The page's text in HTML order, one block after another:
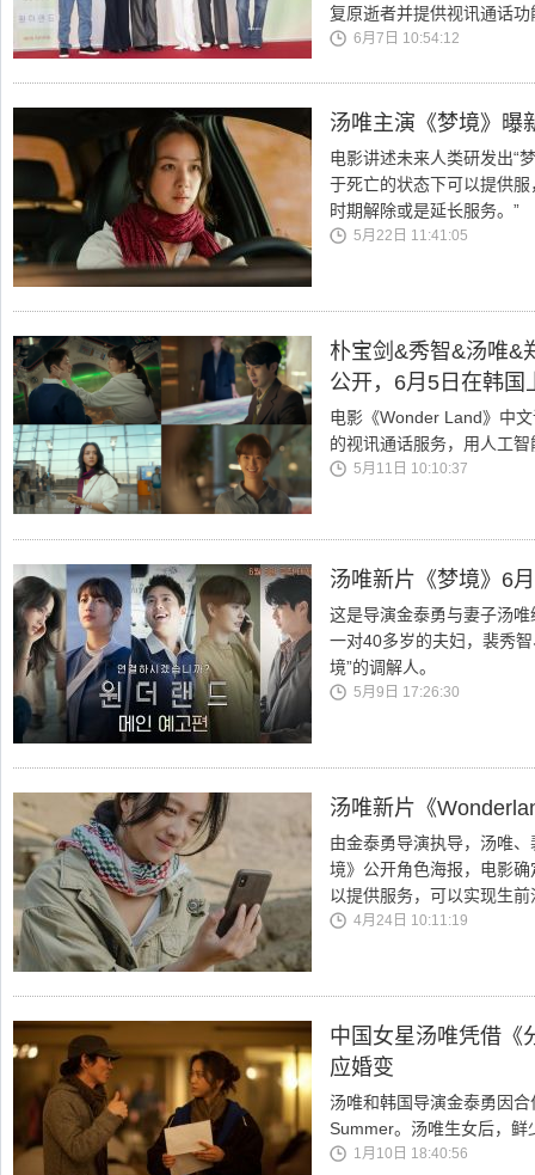
复原逝者并提供视讯通话
6月7日 10:54:12
汤唯主演《梦境》曝
电影讲述未来人类研发出“
于死亡的状态下可以提供
时期解除或是延长服务。”
5月22日 11:41:05
朴宝剑&秀智&汤唯&
公开，6月5日在韩国
电影《Wonder Land》中
的视讯通话服务，用人工
5月11日 10:10:37
汤唯新片《梦境》6
这是导演金泰勇与妻子汤
一对40多岁的夫妇，裴秀
境”的调解人。
5月9日 17:26:30
汤唯新片《
由金泰勇导演执导，汤唯
境》公开角色海报，电影
以提供服务，可以实现生
4月24日 10:11:19
中国女星汤唯凭借《
应婚变
汤唯和韩国导演金泰勇因
Summer。汤唯生女后，
1月10日 18:40:56